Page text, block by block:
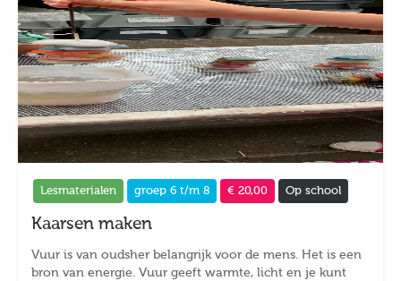
Lesmaterialen groep 6 t/m 8 € 20,00 Op school
Kaarsen maken
Vuur is van oudsher belangrijk voor de mens. Het is een
bron van energie. Vuur geeft warmte, licht en je kunt